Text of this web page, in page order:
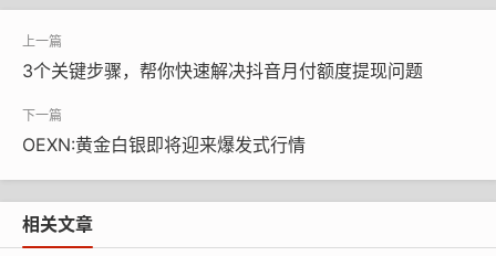
一、哪咤：一个带着“标签”的儿童，用叛逆写出自己
提到哪咤，大多数人都会想到他是个硬汉，比如杀父
侠。但《魔童降世》中的哪咤，生来便有“魔丸转世”之
称，这是天尊为了平衡“灵珠”和“魔丸”，所结下的“恶果”，
生来便有戾气，三岁时便会遭遇天劫，身死道消。自一落
地，陈塘关内的人们便将其视为洪水猛兽：小孩见到他就
跑，成年人举起棍子赶他走，狗也冲他的乾坤环叫个不
3个关键步骤，帮你快速解决抖音月付额度提现问题
OEXN:黄金白银即将迎来爆发式行情
相关文章